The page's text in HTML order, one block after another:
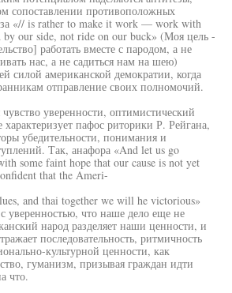
сопоставлении противоположных
«// is rather to make it work — work with
by our side, not ride on our buck» (Моя цель -
работать вместе с пародом, а не
нас, а не садиться нам на шею)
силой американской демократии, когда
отправление своих полномочий.
уверенности, оптимистический
характеризует пафос риторики Р. Рейгана,
убедительности, понимания и
Так, анафора «And let us go
some faint hope that our cause is not yet
that the Ameri-
and thai together we will he victorious»
уверенностью, что наше дело еще не
народ разделяет наши ценности, и
последовательность, ритмичность
культурной ценности, как
гуманизм, призывая граждан идти
что.